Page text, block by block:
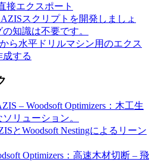
接エクスポート
スクリプトを開発しましょ
知識は不要です。
から水平ドリルマシン用のエクス
成する
– Woodsoft Optimizers：木工生
リューション。
とWoodsoft Nestingによるリーン
Optimizers：高速木材切断 – 飛